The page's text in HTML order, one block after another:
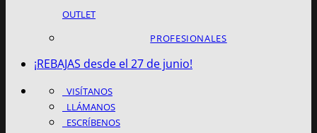
OUTLET
PROFESIONALES
¡REBAJAS desde el 27 de junio!
VISÍTANOS
LLÁMANOS
ESCRÍBENOS